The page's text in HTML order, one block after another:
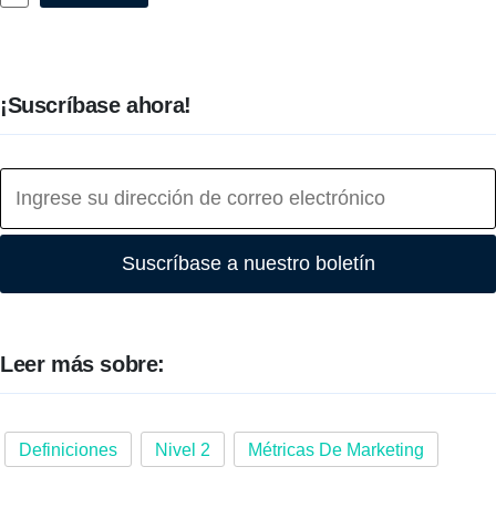
¡Suscríbase ahora!
Suscríbase a nuestro boletín
Leer más sobre:
Definiciones Nivel 2 Métricas De Marketing